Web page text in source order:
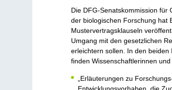
Die DFG-Senatskommission für
der biologischen Forschung hat
Mustervertragsklauseln
Umgang mit den gesetzlichen
erleichtern sollen. In den beiden
finden Wissenschaftlerinnen
„Erläuterungen zu